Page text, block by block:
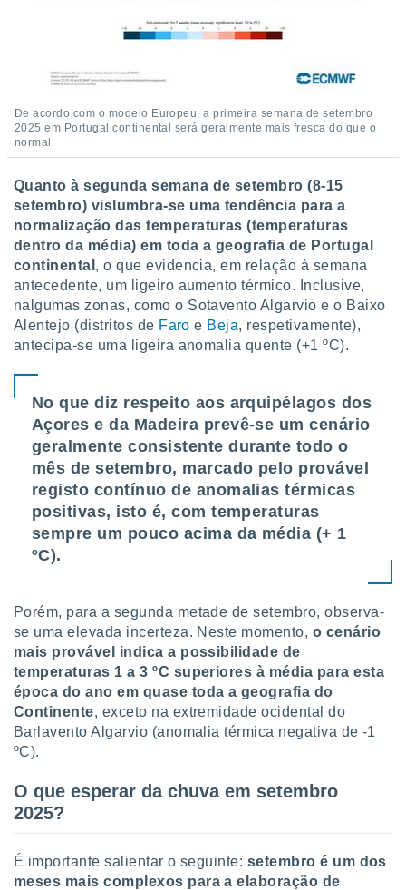
De acordo com o modelo Europeu, a primeira semana de setembro
2025 em Portugal continental será geralmente mais fresca do que o
normal.
Quanto à segunda semana de setembro (8-15
setembro) vislumbra-se uma tendência para a
normalização das temperaturas (temperaturas
dentro da média) em toda a geografia de Portugal
continental , o que evidencia, em relação à semana
antecedente, um ligeiro aumento térmico. Inclusive,
nalgumas zonas, como o Sotavento Algarvio e o Baixo
Alentejo (distritos de Faro e Beja, respetivamente),
antecipa-se uma ligeira anomalia quente (+1 ºC).
No que diz respeito aos arquipélagos dos
Açores e da Madeira prevê-se um cenário
geralmente consistente durante todo o
mês de setembro, marcado pelo provável
registo contínuo de anomalias térmicas
positivas, isto é, com temperaturas
sempre um pouco acima da média (+ 1
ºC).
Porém, para a segunda metade de setembro, observa-
se uma elevada incerteza. Neste momento, o cenário
mais provável indica a possibilidade de
temperaturas 1 a 3 ºC superiores à média para esta
época do ano em quase toda a geografia do
Continente, exceto na extremidade ocidental do
Barlavento Algarvio (anomalia térmica negativa de -1
ºC).
O que esperar da chuva em setembro
2025?
É importante salientar o seguinte: setembro é um dos
meses mais complexos para a elaboração de